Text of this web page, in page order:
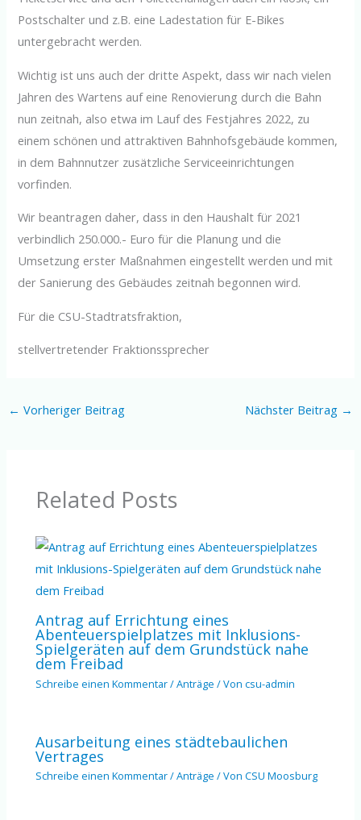
Postschalter und z.B. eine Ladestation für E-Bikes
untergebracht werden.
Wichtig ist uns auch der dritte Aspekt, dass wir nach vielen
Jahren des Wartens auf eine Renovierung durch die Bahn
nun zeitnah, also etwa im Lauf des Festjahres 2022, zu
einem schönen und attraktiven Bahnhofsgebäude kommen,
in dem Bahnnutzer zusätzliche Serviceeinrichtungen
vorfinden.
Wir beantragen daher, dass in den Haushalt für 2021
verbindlich 250.000.- Euro für die Planung und die
Umsetzung erster Maßnahmen eingestellt werden und mit
der Sanierung des Gebäudes zeitnah begonnen wird.
Für die CSU-Stadtratsfraktion,
stellvertretender Fraktionssprecher
← Vorheriger Beitrag Nächster Beitrag →
Related Posts
Antrag auf Errichtung eines
Abenteuerspielplatzes mit Inklusions-
Spielgeräten auf dem Grundstück nahe
dem Freibad
Schreibe einen Kommentar/Anträge / Voncsu-admin
Ausarbeitung eines städtebaulichen
Vertrages
Schreibe einen Kommentar/Anträge / VonCSU Moosburg